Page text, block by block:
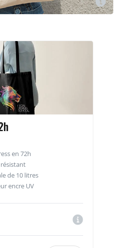
tissu publicitaire
personnalisable
en 72h
résistant
de 10 litres
encre UV